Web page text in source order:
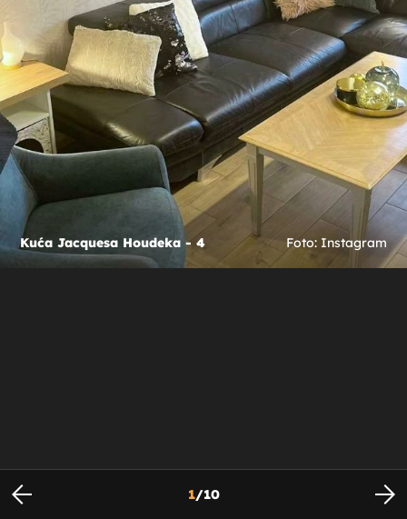
Kuća Jacquesa Houdeka - 4 Foto: Instagram
1/10